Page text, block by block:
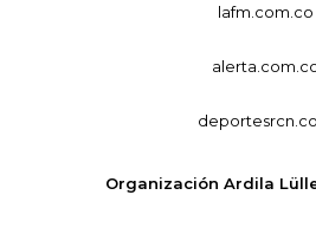
lafm.com.co
Organización Ardila